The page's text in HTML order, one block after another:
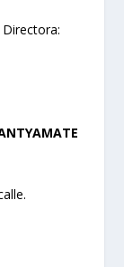
Directora: